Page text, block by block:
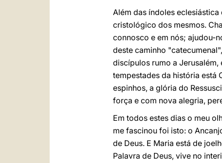
Além das índoles
cristológico dos mesmos.
connosco e em nós; ajudou-
deste caminho
discípulos rumo a Jerusalém,
tempestades da história está
espinhos, a glória do
força e com nova alegria,
Em todos estes dias o meu
me fascinou foi isto: o
de Deus. E Maria está de
Palavra de Deus, vive no